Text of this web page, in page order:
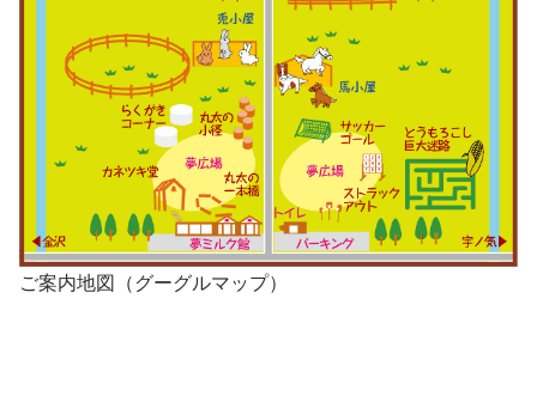
ご案内地図（グーグルマップ）